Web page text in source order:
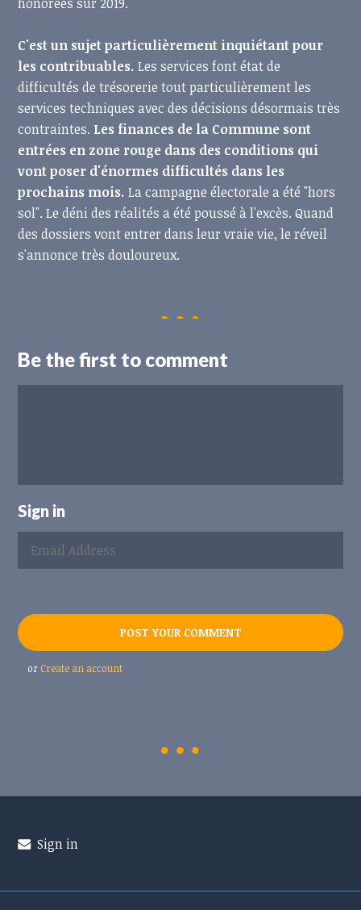
C'est un sujet particulièrement inquiétant pour
les contribuables. Les services font état de
difficultés de trésorerie tout particulièrement les
services techniques avec des décisions désormais très
contraintes. Les finances de la Commune sont
entrées en zone rouge dans des conditions qui
vont poser d'énormes difficultés dans les
prochains mois. La campagne électorale a été "hors
sol". Le déni des réalités a été poussé à l'excès. Quand
des dossiers vont entrer dans leur vraie vie, le réveil
s'annonce très douloureux.
Be the first to comment
Sign in
or Create an account
Sign in